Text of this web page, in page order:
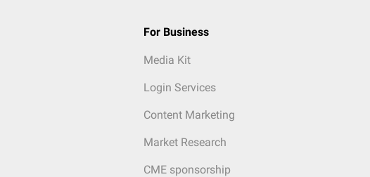
For Business
Media Kit
Login Services
Content Marketing
Market Research
CME sponsorship